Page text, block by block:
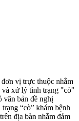
vị trực thuộc nhằm
và xử lý tình trạng "cò"
bản đề nghị
“cò” khám bệnh
địa bàn nhằm đảm